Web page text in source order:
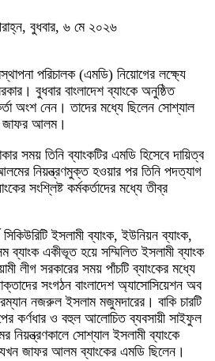
বুধবার, ৬ মে ২০২৬
পরিচালক (এমডি) নিয়োগের লক্ষ্যে
বুধবার বাংলাদেশ ব্যাংকে অনুষ্ঠিত
অংশ নেন। তাদের মধ্যে ছিলেন সোশ্যাল
জাফর আলম।
সময় তিনি ব্যাংকটির এমডি হিসেবে দায়িত্ব
নিয়ন্ত্রণমুক্ত হওয়ার পর তিনি পদত্যাগ
সংশ্লিষ্ট কর্মকর্তাদের মধ্যে তীব্র
ইসলামী ব্যাংক, ইউনিয়ন ব্যাংক,
ব্যাংক একীভূত হয়ে সম্মিলিত ইসলামী ব্যাংক
লীগ সরকারের সময় পাঁচটি ব্যাংকের মধ্যে
সংগঠন বাংলাদেশ অ্যাসোসিয়েশন অব
নজরুল ইসলাম মজুমদারের। বাকি চারটি
কর্ণধার ও বহুল আলোচিত ব্যবসায়ী সাইফুল
সোশ্যাল ইসলামী ব্যাংকে
জাফর আলম ব্যাংকের এমডি ছিলেন।